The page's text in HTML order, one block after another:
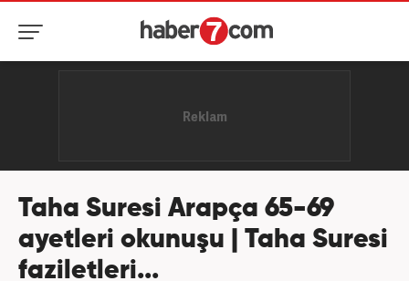
Taha Suresi Arapça 65-69
ayetleri okunuşu | Taha Suresi
faziletleri...